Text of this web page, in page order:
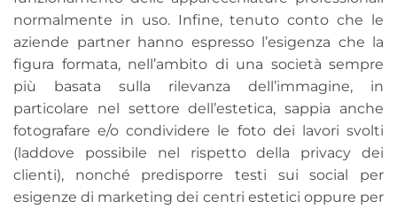
normalmente in uso. Infine, tenuto conto che le
aziende partner hanno espresso l’esigenza che la
figura formata, nell’ambito di una società sempre
più basata sulla rilevanza dell’immagine, in
particolare nel settore dell’estetica, sappia anche
fotografare e/o condividere le foto dei lavori svolti
(laddove possibile nel rispetto della privacy dei
clienti), nonché predisporre testi sui social per
esigenze di marketing dei centri estetici oppure per